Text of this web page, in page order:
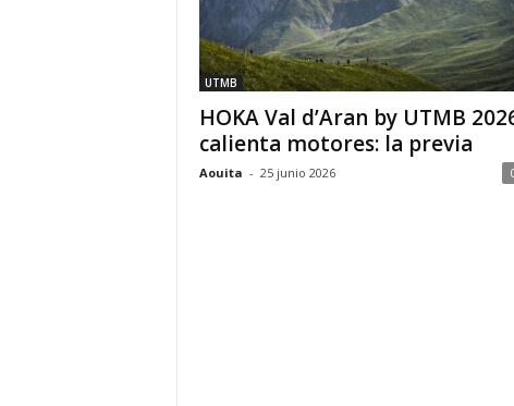
UTMB
HOKA Val d’Aran by UTMB
calienta motores: la previa
Aouita - 25 junio 2026